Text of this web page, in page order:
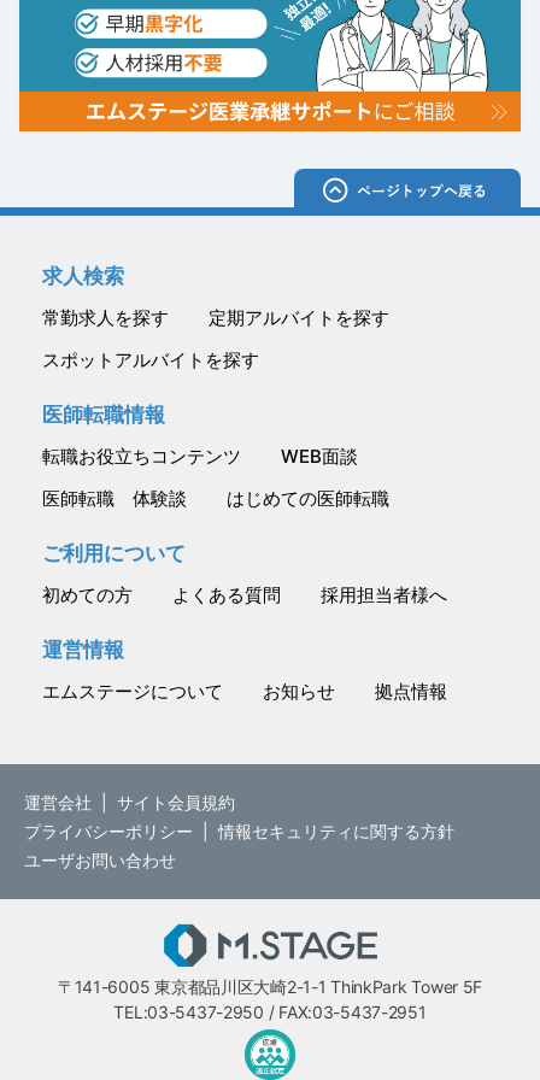
求人検索
常勤求人を探す
定期アルバイトを探す
スポットアルバイトを探す
医師転職情報
転職お役立ちコンテンツ
WEB面談
医師転職 体験談
はじめての医師転職
ご利用について
初めての方 よくある質問 採用担当者様へ
運営情報
エムステージについて お知らせ 拠点情報
運営会社
サイト会員規約
プライバシーポリシー
情報セキュリティに関する方針
ユーザお問い合わせ
〒141-6005 東京都品川区大崎2-1-1 ThinkPark Tower 5F
TEL:03-5437-2950 / FAX:03-5437-2951